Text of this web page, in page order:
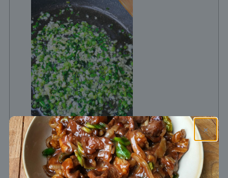
強火にし、豚肉・白菜・玉ねぎ・にんじ
ん・ズッキーニを加える
×